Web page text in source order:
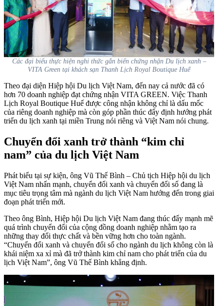
Các đại biểu thực hiện nghi thức gắn biển chứng nhận Du lịch xanh –
VITA Green tại khách sạn Thanh Lịch Royal Boutique Huế
Theo đại diện Hiệp hội Du lịch Việt Nam, đến nay cả nước đã có
hơn 70 doanh nghiệp đạt chứng nhận VITA GREEN. Việc Thanh
Lịch Royal Boutique Huế được công nhận không chỉ là dấu mốc
của riêng doanh nghiệp mà còn góp phần thúc đẩy định hướng phát
triển du lịch xanh tại miền Trung nói riêng và Việt Nam nói chung.
Chuyển đổi xanh trở thành “kim chỉ
nam” của du lịch Việt Nam
Phát biểu tại sự kiện, ông Vũ Thế Bình – Chủ tịch Hiệp hội du lịch
Việt Nam nhấn mạnh, chuyển đổi xanh và chuyển đổi số đang là
mục tiêu trọng tâm mà ngành du lịch Việt Nam hướng đến trong giai
đoạn phát triển mới.
Theo ông Bình, Hiệp hội Du lịch Việt Nam đang thúc đẩy mạnh mẽ
quá trình chuyển đổi của cộng đồng doanh nghiệp nhằm tạo ra
những thay đổi thực chất và bền vững hơn cho toàn ngành.
“Chuyển đổi xanh và chuyển đổi số cho ngành du lịch không còn là
khái niệm xa xỉ mà đã trở thành kim chỉ nam cho phát triển của du
lịch Việt Nam”, ông Vũ Thế Bình khẳng định.